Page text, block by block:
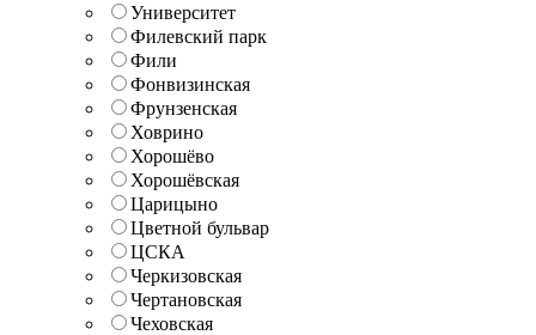
Университет
Филевский парк
Фили
Фонвизинская
Фрунзенская
Ховрино
Хорошёво
Хорошёвская
Царицыно
Цветной бульвар
ЦСКА
Черкизовская
Чертановская
Чеховская